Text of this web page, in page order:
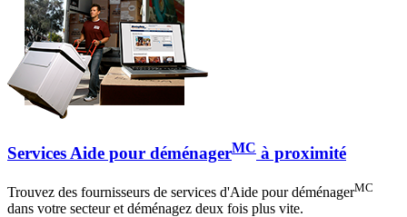
Services Aide pour déménagerMC à proximité
Trouvez des fournisseurs de services d'Aide pour déménagerMC
dans votre secteur et déménagez deux fois plus vite.